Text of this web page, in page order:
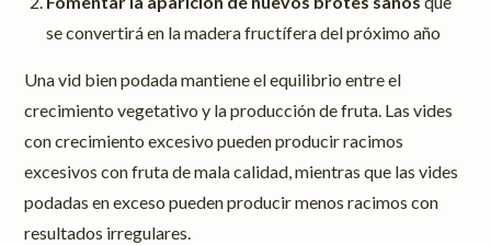
se convertirá en la madera fructífera del próximo año
Una vid bien podada mantiene el equilibrio entre el
crecimiento vegetativo y la producción de fruta. Las vides
con crecimiento excesivo pueden producir racimos
excesivos con fruta de mala calidad, mientras que las vides
podadas en exceso pueden producir menos racimos con
resultados irregulares.